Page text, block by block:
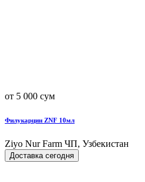
от 5 000 сум
Филукарцин ZNF 10мл
Ziyo Nur Farm ЧП, Узбекистан
Доставка сегодня